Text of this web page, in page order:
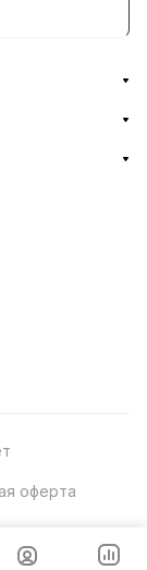
оферта